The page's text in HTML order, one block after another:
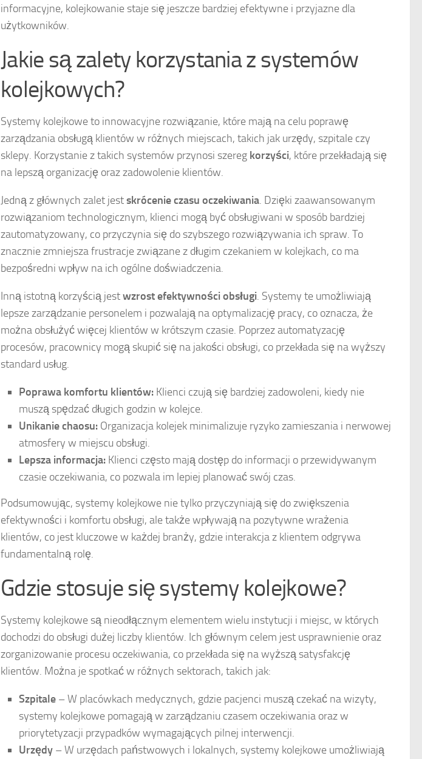
informacyjne, kolejkowanie staje się jeszcze bardziej efektywne i przyjazne dla
użytkowników.
Jakie są zalety korzystania z systemów
kolejkowych?
Systemy kolejkowe to innowacyjne rozwiązanie, które mają na celu poprawę
zarządzania obsługą klientów w różnych miejscach, takich jak urzędy, szpitale czy
sklepy. Korzystanie z takich systemów przynosi szereg korzyści, które przekładają się
na lepszą organizację oraz zadowolenie klientów.
Jedną z głównych zalet jestskrócenie czasu oczekiwania. Dzięki zaawansowanym
rozwiązaniom technologicznym, klienci mogą być obsługiwani w sposób bardziej
zautomatyzowany, co przyczynia się do szybszego rozwiązywania ich spraw. To
znacznie zmniejsza frustracje związane z długim czekaniem w kolejkach, co ma
bezpośredni wpływ na ich ogólne doświadczenia.
Inną istotną korzyścią jestwzrost efektywności obsługi. Systemy te umożliwiają
lepsze zarządzanie personelem i pozwalają na optymalizację pracy, co oznacza, że
można obsłużyć więcej klientów w krótszym czasie. Poprzez automatyzację
procesów, pracownicy mogą skupić się na jakości obsługi, co przekłada się na wyższy
standard usług.
Poprawa komfortu klientów: Klienci czują się bardziej zadowoleni, kiedy nie
muszą spędzać długich godzin w kolejce.
Unikanie chaosu: Organizacja kolejek minimalizuje ryzyko zamieszania i nerwowej
atmosfery w miejscu obsługi.
Lepsza informacja: Klienci często mają dostęp do informacji o przewidywanym
czasie oczekiwania, co pozwala im lepiej planować swój czas.
Podsumowując, systemy kolejkowe nie tylko przyczyniają się do zwiększenia
efektywności i komfortu obsługi, ale także wpływają na pozytywne wrażenia
klientów, co jest kluczowe w każdej branży, gdzie interakcja z klientem odgrywa
fundamentalną rolę.
Gdzie stosuje się systemy kolejkowe?
Systemy kolejkowe są nieodłącznym elementem wielu instytucji i miejsc, w których
dochodzi do obsługi dużej liczby klientów. Ich głównym celem jest usprawnienie oraz
zorganizowanie procesu oczekiwania, co przekłada się na wyższą satysfakcję
klientów. Można je spotkać w różnych sektorach, takich jak:
Szpitale – W placówkach medycznych, gdzie pacjenci muszą czekać na wizyty,
systemy kolejkowe pomagają w zarządzaniu czasem oczekiwania oraz w
priorytetyzacji przypadków wymagających pilnej interwencji.
Urzędy – W urzędach państwowych i lokalnych, systemy kolejkowe umożliwiają